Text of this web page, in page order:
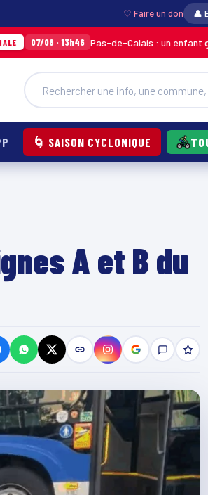
♡ Faire un don 👤
Pas-de-Calais : un enfant grièvement
🌀 SAISON CYCLONIQUE
A et B du